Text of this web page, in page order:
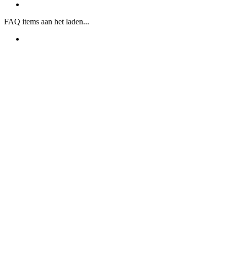
FAQ items aan het laden...